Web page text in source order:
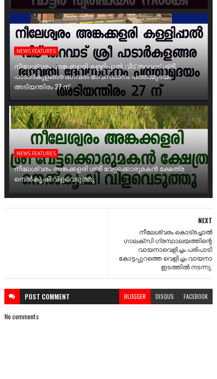
NEWS FEATURES
നീലേശ്വരം അങ്കക്കളരി കള്ളിപ്പാൽ വീട് തറവാട് ശ്രീ
പാടാർകുളങ്ങര ഭഗവതി ദേവസ്ഥാനം പത്താമുദയം
അടിയന്തിരം 27 ന്
NEWS FEATURES
നീലേശ്വരം അങ്കക്കളരി ശ്രീ വേട്ടക്കൊരുമകൻ ക്ഷേത്ര
നെൽകൃഷി വിളവെടുത്തു
NEXT
നീലേശ്വരം കൊട്രച്ചാൽ
ഗാലക്സി ഗ്രന്ഥാലയത്തിന്റെ
വായനാവെളിച്ചം പരിപാടി
കോട്ടപ്പുറത്തെ വെളിച്ചം വായനാ
ഇടത്തിൽ നടന്നു.
POST COMMENT BLOGGER DISQUS FACEBOOK
No comments